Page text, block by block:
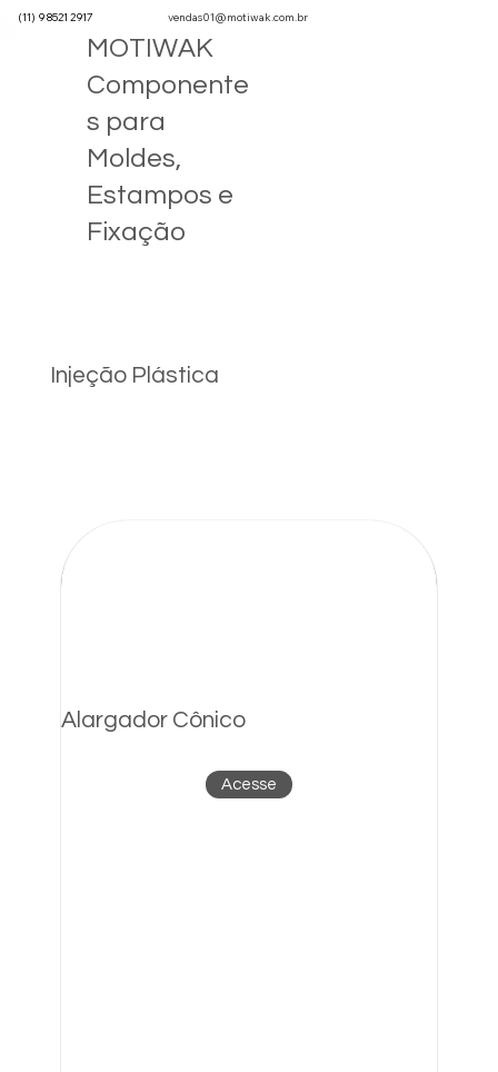
(11) 9 8521 2917 vendas01@motiwak.com.br
MOTIWAK
Componente
s para
Moldes,
Estampos e
Fixação
Injeção Plástica
Alargador Cônico
Acesse